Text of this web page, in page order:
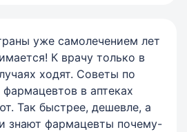
уже самолечением лет
К врачу только в
ходят. Советы по
в аптеках
Так быстрее, дешевле, а
знают фармацевты почему-